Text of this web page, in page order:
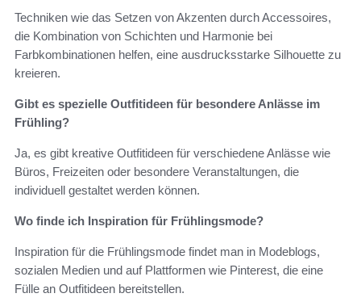
Techniken wie das Setzen von Akzenten durch Accessoires,
die Kombination von Schichten und Harmonie bei
Farbkombinationen helfen, eine ausdrucksstarke Silhouette zu
kreieren.
Gibt es spezielle Outfitideen für besondere Anlässe im
Frühling?
Ja, es gibt kreative Outfitideen für verschiedene Anlässe wie
Büros, Freizeiten oder besondere Veranstaltungen, die
individuell gestaltet werden können.
Wo finde ich Inspiration für Frühlingsmode?
Inspiration für die Frühlingsmode findet man in Modeblogs,
sozialen Medien und auf Plattformen wie Pinterest, die eine
Fülle an Outfitideen bereitstellen.